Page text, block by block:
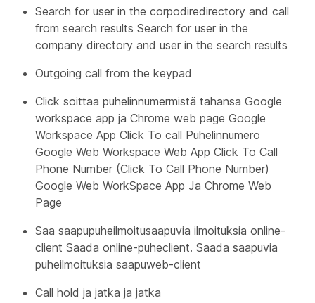
Search for user in the corpodiredirectory and call
from search results Search for user in the
company directory and user in the search results
Outgoing call from the keypad
Click soittaa puhelinnumermistä tahansa Google
workspace app ja Chrome web page Google
Workspace App Click To call Puhelinnumero
Google Web Workspace Web App Click To Call
Phone Number (Click To Call Phone Number)
Google Web WorkSpace App Ja Chrome Web
Page
Saa saapupuheilmoitusaapuvia ilmoituksia online-
client Saada online-puheclient. Saada saapuvia
puheilmoituksia saapuweb-client
Call hold ja jatka ja jatka